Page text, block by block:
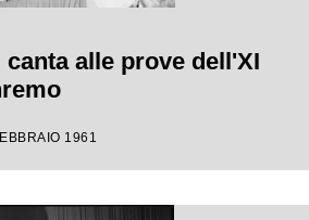
alle prove dell'XI
1961